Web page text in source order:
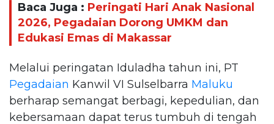
Baca Juga : Peringati Hari Anak Nasional
2026, Pegadaian Dorong UMKM dan
Edukasi Emas di Makassar
Melalui peringatan Iduladha tahun ini, PT
Pegadaian Kanwil VI Sulselbarra Maluku
berharap semangat berbagi, kepedulian, dan
kebersamaan dapat terus tumbuh di tengah